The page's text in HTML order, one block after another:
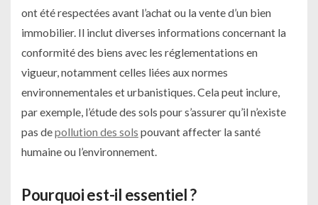
ont été respectées avant l’achat ou la vente d’un bien
immobilier. Il inclut diverses informations concernant la
conformité des biens avec les réglementations en
vigueur, notamment celles liées aux normes
environnementales et urbanistiques. Cela peut inclure,
par exemple, l’étude des sols pour s’assurer qu’il n’existe
pas depollution des sols pouvant affecter la santé
humaine ou l’environnement.
Pourquoi est-il essentiel ?